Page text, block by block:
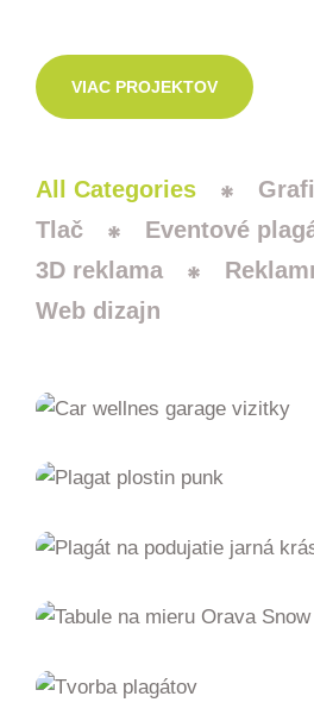
VIAC PROJEKTOV
All Categories
Tlač
Eventové
3D reklama
Web dizajn